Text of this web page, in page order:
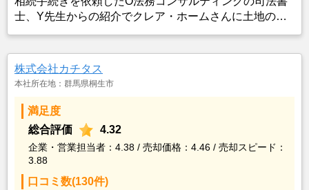
士、Y先生からの紹介でクレア・ホームさんに土地の売
株式会社カチタス
本社所在地：群馬県桐生市
満足度
総合評価
4.32
企業・営業担当者：4.38 / 売却価格：4.46 / 売却スピード：
3.88
口コミ数(130件)